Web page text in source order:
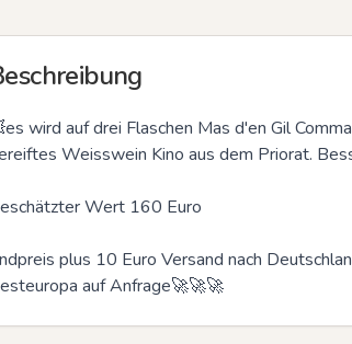
slide
wird auf drei Flaschen Mas d'en Gil
Weisswein Kino aus dem Priorat.
Wert 160 Euro
plus 10 Euro Versand nach
auf Anfrage🚀🚀🚀